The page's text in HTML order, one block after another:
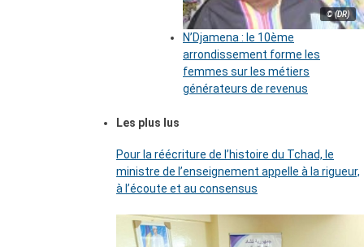
© (DR)
N’Djamena : le 10ème
arrondissement forme les
femmes sur les métiers
générateurs de revenus
Les plus lus
Pour la réécriture de l’histoire du Tchad, le
ministre de l’enseignement appelle à la rigueur,
à l’écoute et au consensus